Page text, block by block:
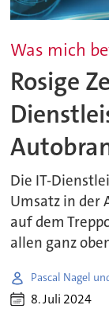
Was mich
Rosige
Die IT-
Umsatz in der
auf dem
allen ganz
Pascal Nagel
8. Juli 2024